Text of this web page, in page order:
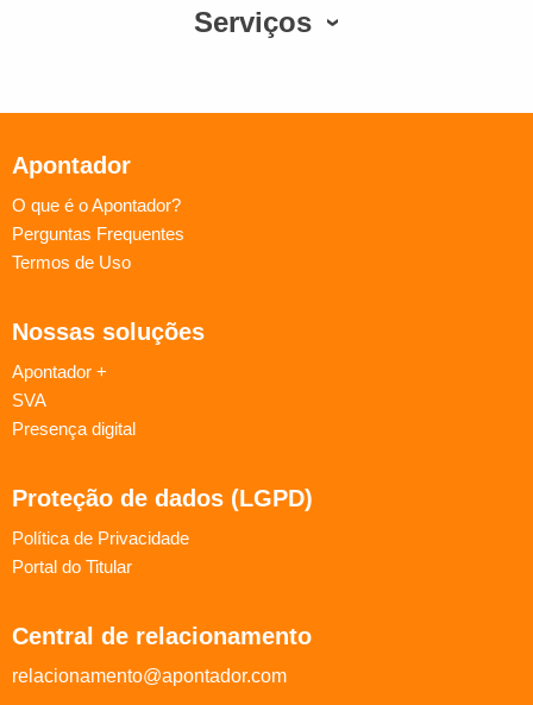
Serviços
Apontador
O que é o Apontador?
Perguntas Frequentes
Termos de Uso
Nossas soluções
Apontador +
SVA
Presença digital
Proteção de dados (LGPD)
Política de Privacidade
Portal do Titular
Central de relacionamento
relacionamento@apontador.com